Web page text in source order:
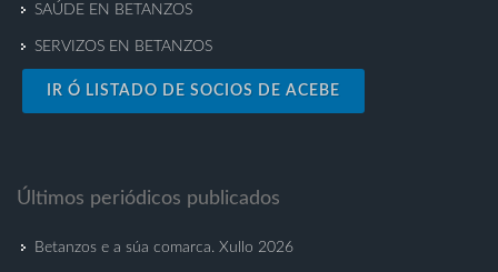
SAÚDE EN BETANZOS
SERVIZOS EN BETANZOS
IR Ó LISTADO DE SOCIOS DE ACEBE
Últimos periódicos publicados
Betanzos e a súa comarca. Xullo 2026